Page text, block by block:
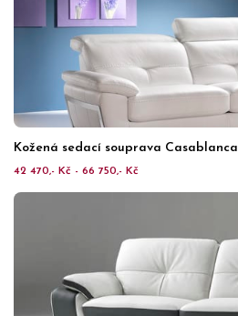
Kožená sedací souprava Casablanca
42 470,- Kč - 66 750,- Kč